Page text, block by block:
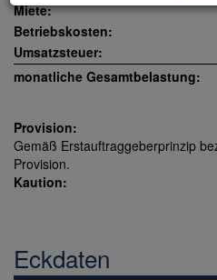
Miete:
Betriebskosten:
Umsatzsteuer:
monatliche Gesamtbelastung:
Provision:
Gemäß Erstauftraggeberprinzip
Provision.
Kaution:
Eckdaten